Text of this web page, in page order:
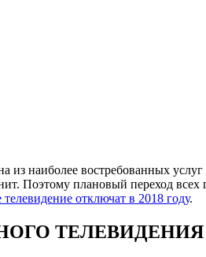
наиболее востребованных
Поэтому плановый переход
телевидение отключат в 2018 году.
ТЕЛЕВИДЕНИЯ